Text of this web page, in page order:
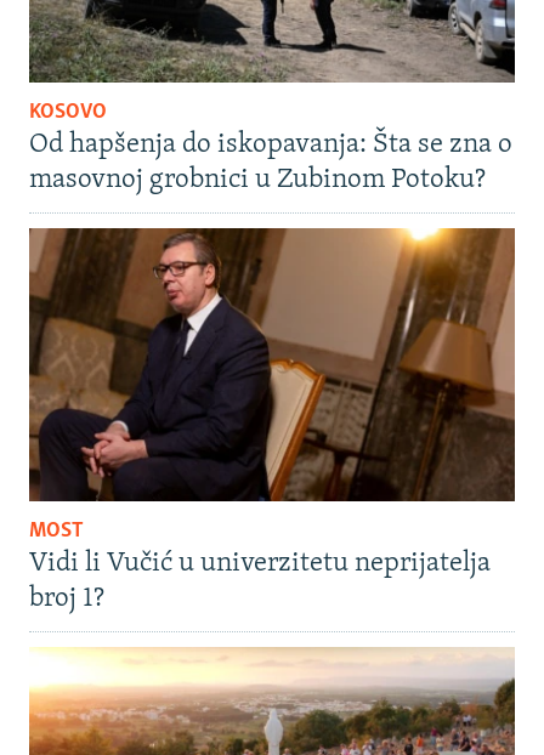
KOSOVO
Od hapšenja do iskopavanja: Šta se zna o
masovnoj grobnici u Zubinom Potoku?
MOST
Vidi li Vučić u univerzitetu neprijatelja
broj 1?